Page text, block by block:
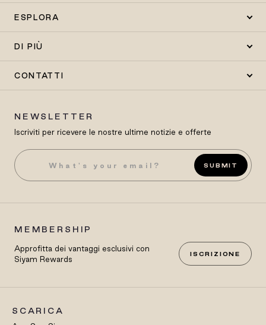
ESPLORA
DI PIÙ
CONTATTI
NEWSLETTER
Iscriviti per ricevere le nostre ultime notizie e offerte
SUBMIT
MEMBERSHIP
Approfitta dei vantaggi esclusivi con
Siyam Rewards
ISCRIZIONE
SCARICA